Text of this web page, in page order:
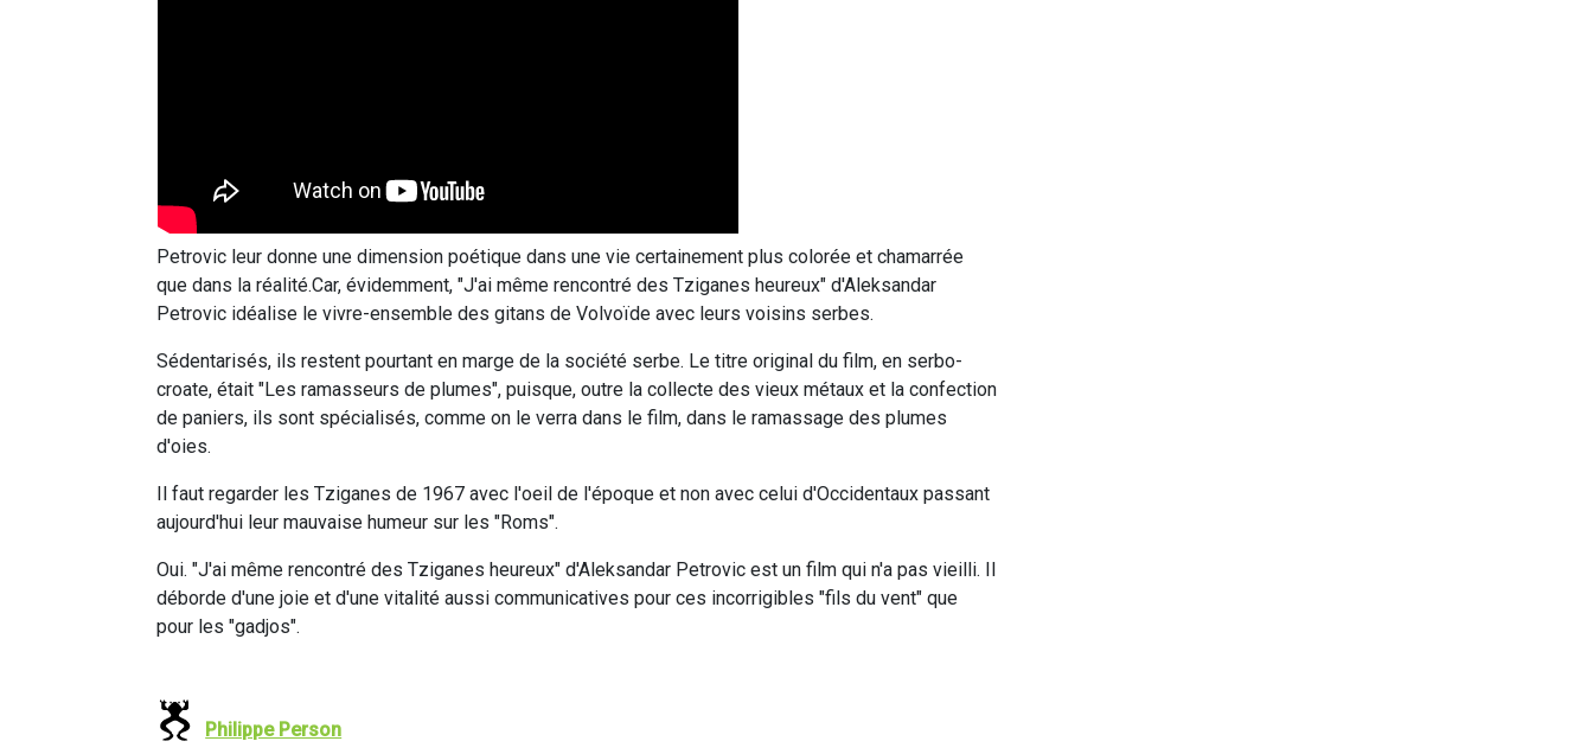
Petrovic leur donne une dimension poétique dans une vie certainement plus colorée et chamarrée
que dans la réalité.Car, évidemment, "J'ai même rencontré des Tziganes heureux" d'Aleksandar
Petrovic idéalise le vivre-ensemble des gitans de Volvoïde avec leurs voisins serbes.
Sédentarisés, ils restent pourtant en marge de la société serbe. Le titre original du film, en serbo-
croate, était "Les ramasseurs de plumes", puisque, outre la collecte des vieux métaux et la confection
de paniers, ils sont spécialisés, comme on le verra dans le film, dans le ramassage des plumes
d'oies.
Il faut regarder les Tziganes de 1967 avec l'oeil de l'époque et non avec celui d'Occidentaux passant
aujourd'hui leur mauvaise humeur sur les "Roms".
Oui. "J'ai même rencontré des Tziganes heureux" d'Aleksandar Petrovic est un film qui n'a pas vieilli. Il
déborde d'une joie et d'une vitalité aussi communicatives pour ces incorrigibles "fils du vent" que
pour les "gadjos".
Philippe Person